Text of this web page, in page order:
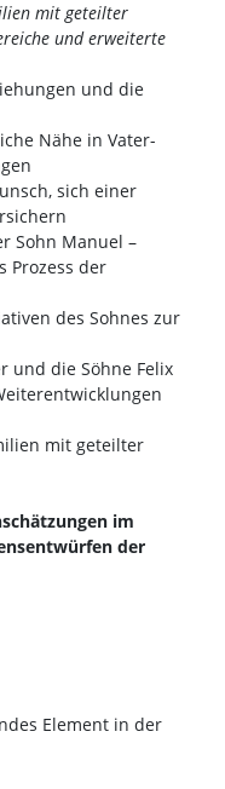
mit geteilter
und erweiterte
und die
Nähe in Vater-
sich einer
Sohn Manuel –
Prozess der
des Sohnes zur
und die Söhne Felix
mit geteilter
im
der
Element in der